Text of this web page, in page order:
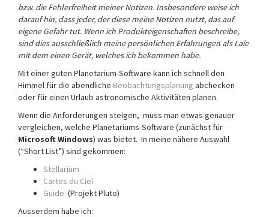
bzw. die Fehlerfreiheit meiner Notizen. Insbesondere weise ich
darauf hin, dass jeder, der diese meine Notizen nutzt, das auf
eigene Gefahr tut. Wenn ich Produkteigenschaften beschreibe,
sind dies ausschließlich meine persönlichen Erfahrungen als Laie
mit dem einen Gerät, welches ich bekommen habe.
Mit einer guten Planetarium-Software kann ich schnell den
Himmel für die abendliche Beobachtungsplanung abchecken
oder für einen Urlaub astronomische Aktivitäten planen.
Wenn die Anforderungen steigen, muss man etwas genauer
vergleichen, welche Planetariums-Software (zunächst für
Microsoft Windows) was bietet. In meine nähere Auswahl
(“Short List”) sind gekommen:
Stellarium
Cartes du Ciel
Guide (Projekt Pluto)
Ausserdem habe ich: